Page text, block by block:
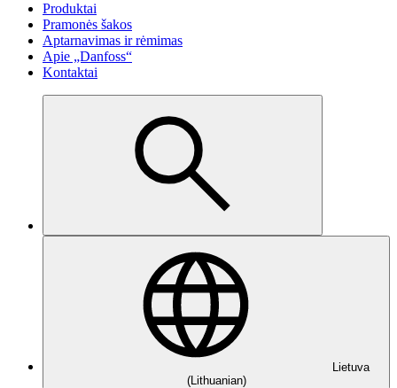
Produktai
Pramonės šakos
Aptarnavimas ir rėmimas
Apie „Danfoss“
Kontaktai
Lietuva
(Lithuanian)